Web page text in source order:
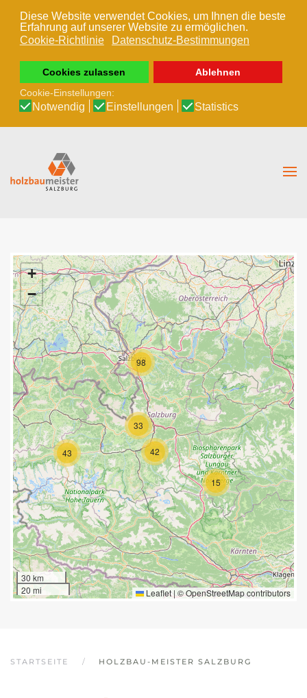
Diese Website verwendet Cookies, um Ihnen die beste
Erfahrung auf unserer Website zu ermöglichen.
Cookie-Richtlinie
Datenschutz-Bestimmungen
Cookies zulassen
Ablehnen
Cookie-Einstellungen:
Notwendig Einstellungen Statistics
Zum Hauptinhalt springen
15
33
42
43
98
+
−
30 km
20 mi
Leaflet | ©OpenStreetMapcontributors
STARTSEITE HOLZBAU-MEISTER SALZBURG